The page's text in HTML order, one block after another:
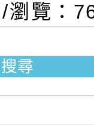
校、民
照
」、
祖孫樂
不絕-
向下一
以，有
員留職
可一案
115學
招代課
度國
核定一
民及學
/瀏覽：
搜尋